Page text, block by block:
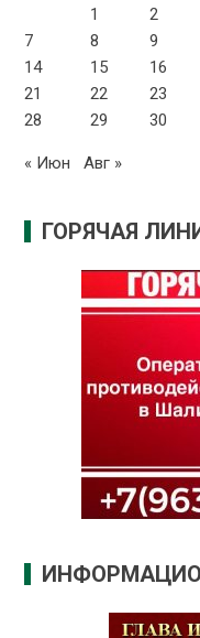
1
2
7
8 9
14
15 16
21
22 23
28
29 30
« Июн Авг »
ГОРЯЧАЯ